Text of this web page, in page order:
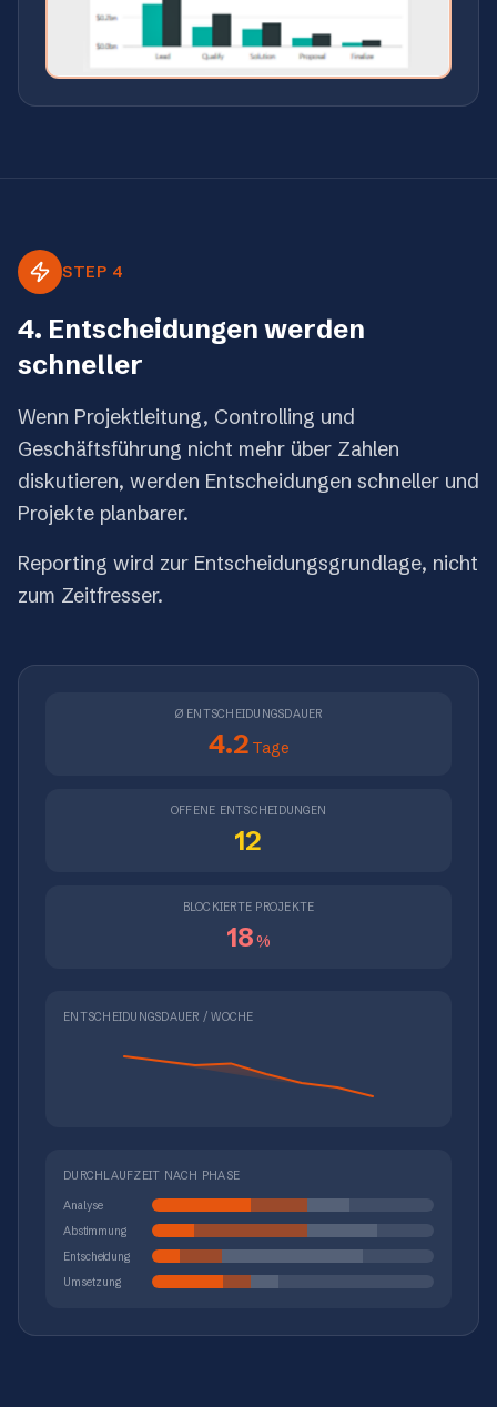
Ø ENTSCHEIDUNGSDAUER
4.2 Tage
OFFENE ENTSCHEIDUNGEN
12
BLOCKIERTE PROJEKTE
18%
ENTSCHEIDUNGSDAUER / WOCHE
DURCHLAUFZEIT NACH PHASE
Analyse
Abstimmung
Entscheidung
Umsetzung
STEP 4
4. Entscheidungen werden
schneller
Wenn Projektleitung, Controlling und
Geschäftsführung nicht mehr über Zahlen
diskutieren, werden Entscheidungen schneller und
Projekte planbarer.
Reporting wird zur Entscheidungsgrundlage, nicht
zum Zeitfresser.